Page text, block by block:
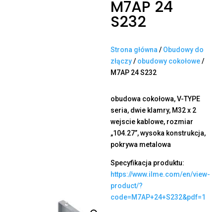
M7AP 24
S232
Strona główna / Obudowy do
złączy/ obudowy cokołowe/
M7AP 24 S232
obudowa cokołowa, V-TYPE
seria, dwie klamry, M32 x 2
wejscie kablowe, rozmiar
„104.27”, wysoka konstrukcja,
pokrywa metalowa
Specyfikacja produktu:
https://www.ilme.com/en/view-
product/?
code=M7AP+24+S232&pdf=1